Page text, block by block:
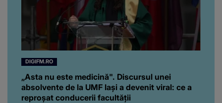
DIGIFM.RO
„Asta nu este medicină". Discursul unei
absolvente de la UMF Iași a devenit viral: ce a
reproșat conducerii facultății